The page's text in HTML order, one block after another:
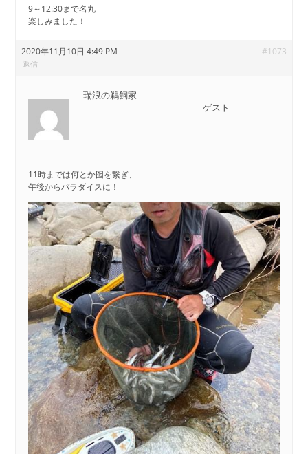
9～12:30まで名丸
楽しみました！
2020年11月10日 4:49 PM #1073
返信
瑞浪の鵜飼家
ゲスト
11時までは何とか囮を繋ぎ、
午後からパラダイスに！